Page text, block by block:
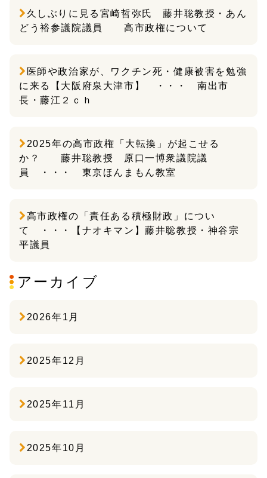
久しぶりに見る宮崎哲弥氏 藤井聡教授・あん
どう裕参議院議員 高市政権について
医師や政治家が、ワクチン死・健康被害を勉強
に来る【大阪府泉大津市】 ・・・ 南出市
長・藤江２ｃｈ
2025年の高市政権「大転換」が起こせる
か？ 藤井聡教授 原口一博衆議院議
員 ・・・ 東京ほんまもん教室
高市政権の「責任ある積極財政」につい
て ・・・【ナオキマン】藤井聡教授・神谷宗
平議員
アーカイブ
2026年1月
2025年12月
2025年11月
2025年10月